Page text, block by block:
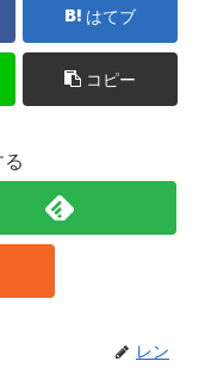
はてブ
コピー
レン